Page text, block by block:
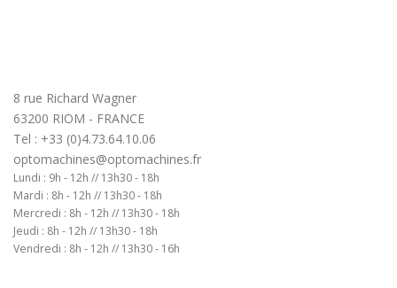
8 rue Richard Wagner
63200 RIOM - FRANCE
Tel : +33 (0)4.73.64.10.06
optomachines@optomachines.fr
Lundi : 9h - 12h // 13h30 - 18h
Mardi : 8h - 12h // 13h30 - 18h
Mercredi : 8h - 12h // 13h30 - 18h
Jeudi : 8h - 12h // 13h30 - 18h
Vendredi : 8h - 12h // 13h30 - 16h